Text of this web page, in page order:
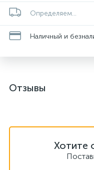
Определяем...
Наличный и
Отзывы
Хотите